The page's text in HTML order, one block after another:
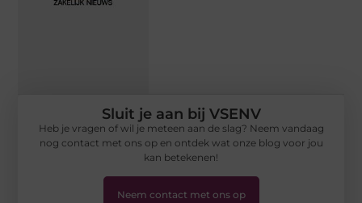
Sluit je aan bij VSENV
Heb je vragen of wil je meteen aan de slag? Neem vandaag
nog contact met ons op en ontdek wat onze blog voor jou
kan betekenen!
Neem contact met ons op